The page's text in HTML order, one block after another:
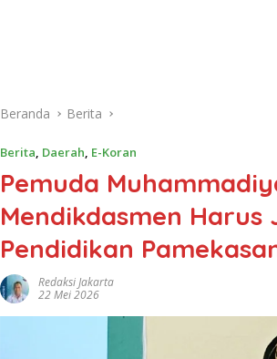
Beranda Berita
Berita, Daerah, E-Koran
Pemuda
Mendikdasmen Harus
Pendidikan
Redaksi Jakarta
22 Mei 2026